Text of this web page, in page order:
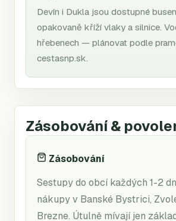
Devín i Dukla jsou dostupné
opakovaně kříží vlaky a silnice.
hřebenech — plánovat podle
cestasnp.sk.
Zásobování &
Zásobování
Sestupy do obcí každých 1-2
nákupy v Banské Bystrici,
Brezne. Útulně mívají jen